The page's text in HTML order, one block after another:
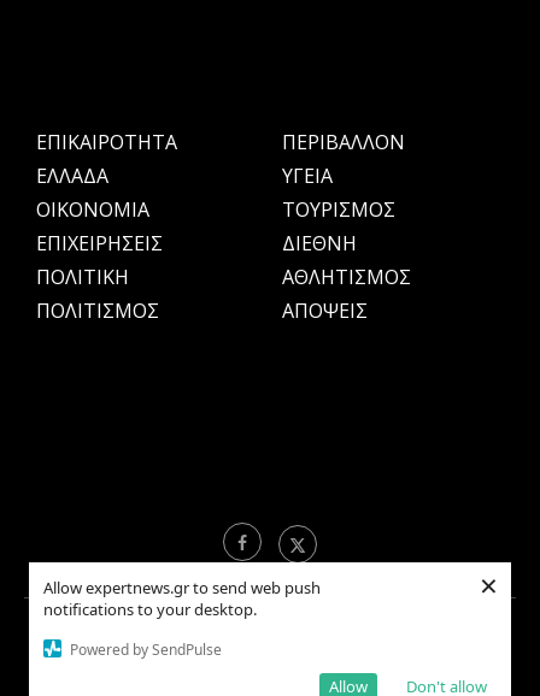
Allow expertnews.gr to send web push
notifications to your desktop.
Powered by SendPulse
Don't allow
Allow
×
ΕΠΙΚΑΙΡΟΤΗΤΑ
ΕΛΛΑΔΑ
OIKONOMIA
ΕΠΙΧΕΙΡΗΣΕΙΣ
ΠΟΛΙΤΙΚΗ
ΠΟΛΙΤΙΣΜΟΣ
ΠΕΡΙΒΑΛΛΟΝ
ΥΓΕΙΑ
ΤΟΥΡΙΣΜΟΣ
ΔΙΕΘΝΗ
ΑΘΛΗΤΙΣΜΟΣ
ΑΠΟΨΕΙΣ